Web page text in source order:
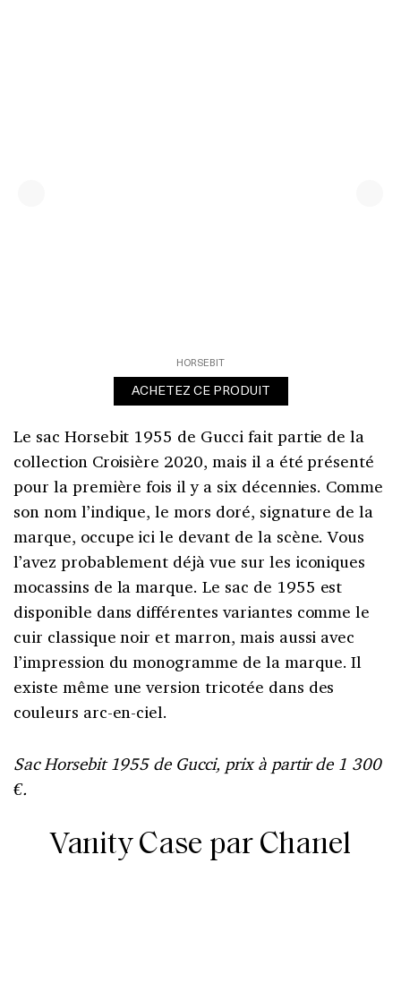
HORSEBIT
ACHETEZ CE PRODUIT
Le sac Horsebit 1955 de Gucci fait partie de la
collection Croisière 2020, mais il a été présenté
pour la première fois il y a six décennies. Comme
son nom l’indique, le mors doré, signature de la
marque, occupe ici le devant de la scène. Vous
l’avez probablement déjà vue sur les iconiques
mocassins de la marque. Le sac de 1955 est
disponible dans différentes variantes comme le
cuir classique noir et marron, mais aussi avec
l’impression du monogramme de la marque. Il
existe même une version tricotée dans des
couleurs arc-en-ciel.
Sac Horsebit 1955 de Gucci, prix à partir de 1 300
€.
Vanity Case par Chanel